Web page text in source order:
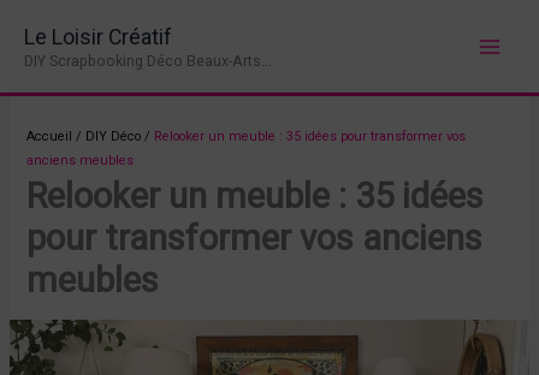
contenu
Le Loisir Créatif
DIY Scrapbooking Déco Beaux-Arts...
Accueil / DIY Déco / Relooker un meuble : 35 idées pour transformer vos
anciens meubles
Relooker un meuble : 35 idées
pour transformer vos anciens
meubles